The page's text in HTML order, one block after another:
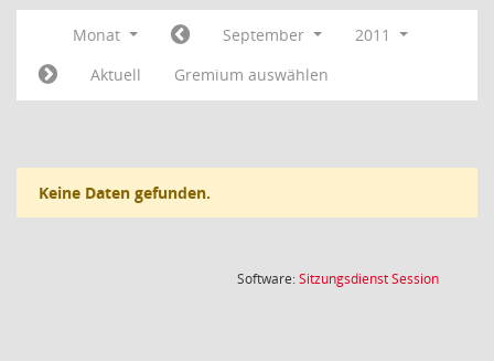
Monat September
2011
Aktuell
Gremium auswählen
Keine Daten gefunden.
Software:SitzungsdienstSession(Wird in